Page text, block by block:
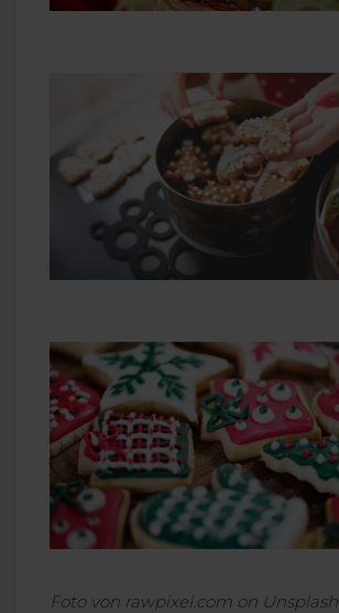
Foto von rawpixel.com on Unsplash